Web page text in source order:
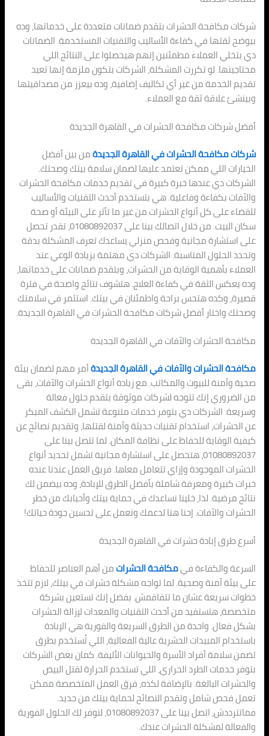
شركات مكافحة الحشرات بتقدم ضمانات متعددة على خدماتها، وده
بيوضح ثقتها في كفاءة الأساليب والتقنيات المستخدمة. الضمانات
دي بتخلي العملاء مطمئنين إنهم هيحصلوا على النتائج اللي
محتاجينها. لو تكررت المشكلة، الشركات بتكون ملزمة إنها تعيد
تقديم الخدمة من غير أي تكاليف إضافية، وده بيعزز من مصداقيتها
وبينشئ علاقة ثقة مع العملاء.
أفضل شركات مكافحة الحشرات في القاهرة الجديدة
شركات مكافحة الحشرات في القاهرة الجديدةمن بين أفضل
الخيارات اللي ممكن تعتمد عليها لضمان سلامة بيتك وصحتك.
الشركات دي عندها خبرة كبيرة في تقديم خدمات مكافحة الحشرات
والآفات بكفاءة وفاعلية. هي بتستخدم أحدث التقنيات والأساليب
للقضاء على كل أنواع الحشرات من غير ما تأثر على البيئة أو صحة
سكان البيت. من خلال اتصالك بينا على 01080892037، تقدر تحصل
على استشارة مجانية وفحص منزلي يساعدك تعرف المشكلة بدقة
وتحدد الحلول المناسبة. الشركات دي مهتمة بزيادة الوعي عند
العملاء بأهمية الوقاية من الحشرات، وبتقدم ضمانات على خدماتها،
وده يعكس الثقة في كفاءة العلاج. هتشوف نتائج واضحة في فترة
قصيرة، وكده هتحس براحة واطمئنان في بيتك. استثمر في سلامتك
وصحتك واختار أفضل شركات مكافحة الحشرات في القاهرة الجديدة.
مكافحة الحشرات والآفات في القاهرة الجديدة
مكافحة الحشرات والآفات في القاهرة الجديدةأمر مهم لضمان بيئة
صحية وآمنة للبيوت والمكاتب. مع زيادة أنواع الحشرات والآفات، بقى
من الضروري إنك تتوجه لشركات موثوقة بتقدم حلول فعالة
وسريعة. الشركات دي بتوفر خدمات متنوعة تشمل الكشف المبكر
عن الحشرات، استخدام تقنيات حديثة وآمنة لقتلها، وتقديم نصائح عن
كيفية الوقاية للحفاظ على نظافة المكان. لما تتصل بينا على
01080892037، هتحصل على استشارة مجانية تشمل تحديد أنواع
الحشرات الموجودة وإزاي تتعامل معاها. فريق العمل عندنا عنده
خبرات كبيرة ومعرفة شاملة بأفضل الطرق للإبادة، وده بيضمن لك
نتائج مرضية. لذا، خلينا نساعدك في حماية بيتك وأحبابك من خطر
الحشرات والآفات. إحنا هنا لدعمك ونعمل على تحسين جودة حياتك!
أسرع طرق إبادة حشرات في القاهرة الجديدة
السرعة والكفاءة فيمكافحة الحشراتمن أهم العناصر للحفاظ
على بيئة آمنة وصحية. لما تواجه مشكلة حشرات في بيتك، لازم تتخذ
خطوات سريعة عشان ما تتفاقمش. بفضل إنك تستعين بشركة
متخصصة، هتستفيد من أحدث التقنيات والمعدات لإزالة الحشرات
بشكل فعال. واحدة من الطرق السريعة والفورية هي الإبادة
باستخدام المبيدات الحشرية عالية الفعالية، اللي تُستخدم بطرق
تضمن سلامة أفراد الأسرة والحيوانات الأليفة. كمان بعض الشركات
بتوفر خدمات الطرد الحراري، اللي تستخدم الحرارة لقتل البيض
والحشرات البالغة. بالإضافة لكده، فرق العمل المتخصصة ممكن
تعمل فحص شامل وتقدم النصائح لحماية بيتك من جديد.
فماتترددش، اتصل بينا على 01080892037، لنوفر لك الحلول الفورية
والفعالة لمشكلة الحشرات عندك.